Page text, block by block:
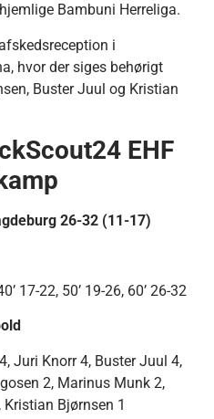
Bambuni Herreliga.
i
hvor der siges behørigt
Buster Juul og Kristian
EHF
26-32 (11-17)
17-22, 50’ 19-26, 60’ 26-32
Juri Knorr 4, Buster Juul 4,
2, Marinus Munk 2,
Bjørnsen 1